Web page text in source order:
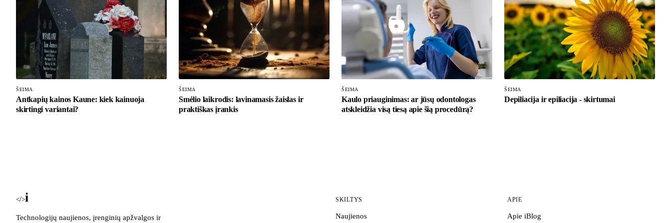
ŠEIMA
Antkapių kainos Kaune: kiek kainuoja
skirtingi variantai?
ŠEIMA
Smėlio laikrodis: lavinamasis žaislas ir
praktiškas įrankis
ŠEIMA
Kaulo priauginimas: ar jūsų odontologas
atskleidžia visą tiesą apie šią procedūrą?
ŠEIMA
Depiliacija ir epiliacija - skirtumai
</>iBlog
Technologijų naujienos, įrenginių apžvalgos ir
SKILTYS
Naujienos
APIE
Apie iBlog